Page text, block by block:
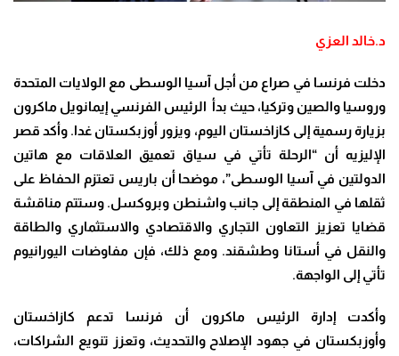
د.خالد العزي
دخلت فرنسا في صراع من أجل آسيا الوسطى مع الولايات المتحدة
وروسيا والصين وتركيا، حيث بدأ الرئيس الفرنسي إيمانويل ماكرون
بزيارة رسمية إلى كازاخستان اليوم، ويزور أوزبكستان غدا. وأكد قصر
الإليزيه أن “الرحلة تأتي في سياق تعميق العلاقات مع هاتين
الدولتين في آسيا الوسطى”، موضحا أن باريس تعتزم الحفاظ على
ثقلها في المنطقة إلى جانب واشنطن وبروكسل. وستتم مناقشة
قضايا تعزيز التعاون التجاري والاقتصادي والاستثماري والطاقة
والنقل في أستانا وطشقند. ومع ذلك، فإن مفاوضات اليورانيوم
تأتي إلى الواجهة.
وأكدت إدارة الرئيس ماكرون أن فرنسا تدعم كازاخستان
وأوزبكستان في جهود الإصلاح والتحديث، وتعزز تنويع الشراكات،